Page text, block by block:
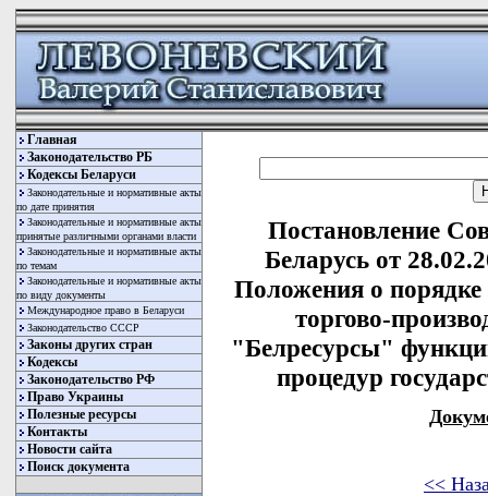
Главная
Законодательство РБ
Кодексы Беларуси
Законодательные и нормативные акты
по дате принятия
Законодательные и нормативные акты
принятые различными органами власти
Законодательные и нормативные акты
по темам
Законодательные и нормативные акты
по виду документы
Международное право в Беларуси
Законодательство СССР
Законы других стран
Кодексы
Законодательство РФ
Право Украины
Полезные ресурсы
Контакты
Новости сайта
Поиск документа
Постановление
Беларусь от
Положения о
торгово-
"Белресурсы"
процедур
<<